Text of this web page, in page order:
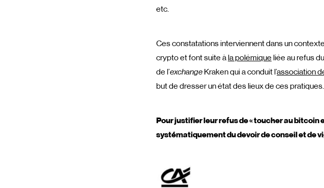
etc.
Ces constatations interviennent dans un
crypto et font suite à la polémique liée au refus
de l’exchange Kraken qui a conduit l’association
but de dresser un état des lieux de ces pratiques.
Pour justifier leur refus de « toucher au
systématiquement du devoir de conseil et de